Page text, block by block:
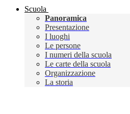
Scuola
Panoramica
Presentazione
I luoghi
Le persone
I numeri della scuola
Le carte della scuola
Organizzazione
La storia